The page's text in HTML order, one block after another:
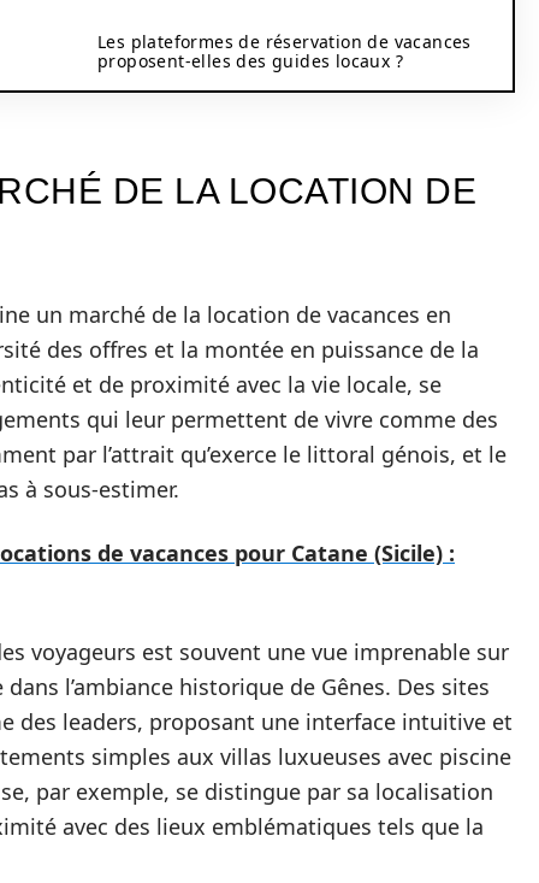
Les plateformes de réservation de vacances
proposent-elles des guides locaux ?
DE LA LOCATION DE
un marché de la location de vacances en
des offres et la montée en puissance de la
et de proximité avec la vie locale, se
qui leur permettent de vivre comme des
par l’attrait qu’exerce le littoral génois, et le
à sous-estimer.
de vacances pour Catane (Sicile) :
voyageurs est souvent une vue imprenable sur
l’ambiance historique de Gênes. Des sites
des leaders, proposant une interface intuitive et
simples aux villas luxueuses avec piscine
par exemple, se distingue par sa localisation
avec des lieux emblématiques tels que la